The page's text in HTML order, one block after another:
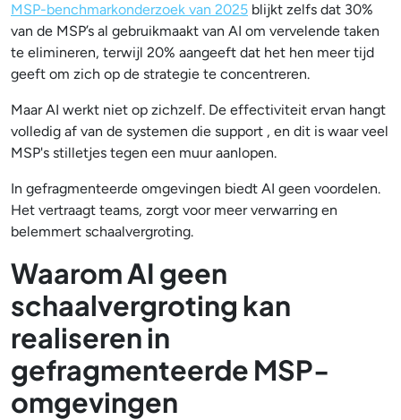
MSP-benchmarkonderzoek van 2025 blijkt zelfs dat 30%
van de MSP’s al gebruikmaakt van AI om vervelende taken
te elimineren, terwijl 20% aangeeft dat het hen meer tijd
geeft om zich op de strategie te concentreren.
Maar AI werkt niet op zichzelf. De effectiviteit ervan hangt
volledig af van de systemen die support , en dit is waar veel
MSP's stilletjes tegen een muur aanlopen.
In gefragmenteerde omgevingen biedt AI geen voordelen.
Het vertraagt teams, zorgt voor meer verwarring en
belemmert schaalvergroting.
Waarom AI geen
schaalvergroting kan
realiseren in
gefragmenteerde MSP-
omgevingen